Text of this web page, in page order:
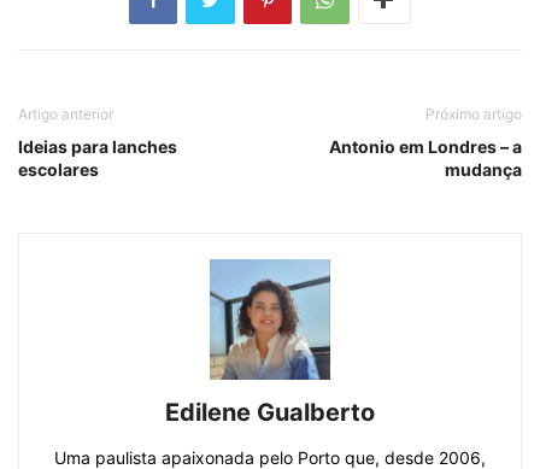
Artigo anterior
Ideias para lanches
escolares
Próximo artigo
Antonio em Londres – a
mudança
Edilene Gualberto
Uma paulista apaixonada pelo Porto que, desde 2006,